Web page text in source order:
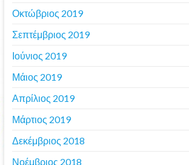
Οκτώβριος 2019
Σεπτέμβριος 2019
Ιούνιος 2019
Μάιος 2019
Απρίλιος 2019
Μάρτιος 2019
Δεκέμβριος 2018
Νοέμβριος 2018